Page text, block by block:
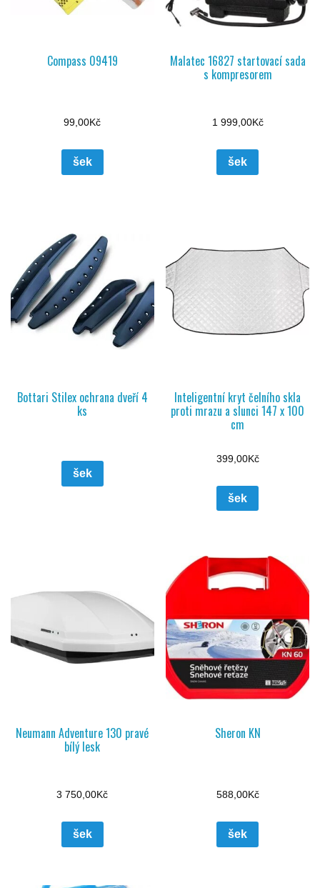
Compass 09419
99,00Kč
šek
Malatec 16827 startovací sada
s kompresorem
1 999,00Kč
šek
Bottari Stilex ochrana dveří 4
ks
šek
Inteligentní kryt čelního skla
proti mrazu a slunci 147 x 100
cm
399,00Kč
šek
Neumann Adventure 130 pravé
bílý lesk
3 750,00Kč
šek
Sheron KN
588,00Kč
šek